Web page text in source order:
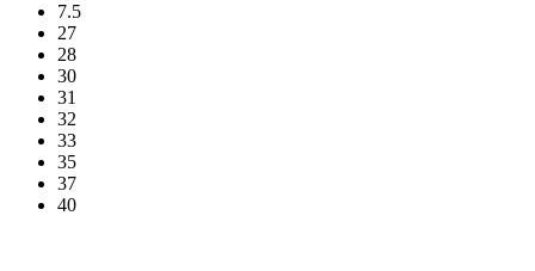
7.5
27
28
30
31
32
33
35
37
40